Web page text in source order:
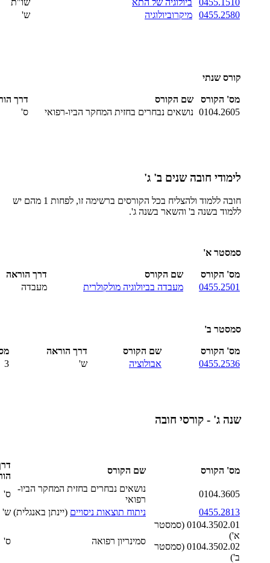
0455.1510 ביולוגיה של התא
שו"ת
0455.2580
מיקרוביולוגיה ש'
קורס שנתי
מס' הקורס שם הקורס
דרך
0104.2605 נושאים נבחרים בחזית המחקר הביו-רפואי ס'
לימודי חובה שנים ב' ג'
חובה ללמוד ולהצליח בכל הקורסים ברשימה זו, לפחות 1 מהם יש
ללמוד בשנה ב' והשאר בשנה ג'.
סמסטר א'
מס' הקורס שם הקורס
דרך הוראה
0455.2501
מעבדה בביולוגיה מולקולרית מעבדה
סמסטר ב'
מס' הקורס שם הקורס דרך הוראה
0455.2536
אבולוציה ש' 3
שנה ג' - קורסי חובה
מס' הקורס שם הקורס
0104.3605
נושאים נבחרים בחזית המחקר הביו-
רפואי
ס'
0455.2813
ניתוח תוצאות ניסויים (יינתן באנגלית) ש'
0104.3502.01 (סמסטר
א')
0104.3502.02 (סמסטר
ב')
סמינריון רפואה ס'